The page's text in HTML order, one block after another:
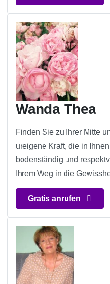
Wanda Thea
Finden Sie zu Ihrer Mitte
ureigene Kraft, die in
bodenständig und
Ihrem Weg in die
Gratis anrufen